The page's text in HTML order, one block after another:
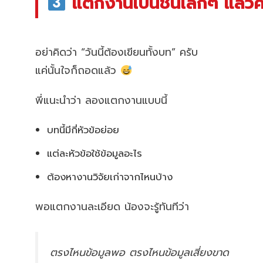
อย่าคิดว่า “วันนี้ต้องเขียนทั้งบท” ครับ
แค่นั้นใจก็ถอดแล้ว
พี่แนะนำว่า ลองแตกงานแบบนี้
บทนี้มีกี่หัวข้อย่อย
แต่ละหัวข้อใช้ข้อมูลอะไร
ต้องหางานวิจัยเก่าจากไหนบ้าง
พอแตกงานละเอียด น้องจะรู้ทันทีว่า
ตรงไหนข้อมูลพอ ตรงไหนข้อมูลเสี่ยงขาด